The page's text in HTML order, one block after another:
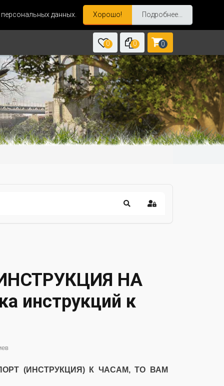
данных. Хорошо! Подробнее...
0 0 0
НА
инструкций к
(ИНСТРУКЦИЯ) К ЧАСАМ, ТО ВАМ